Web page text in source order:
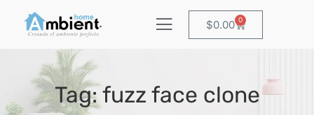
$0.00 0
Tag: fuzz face clone